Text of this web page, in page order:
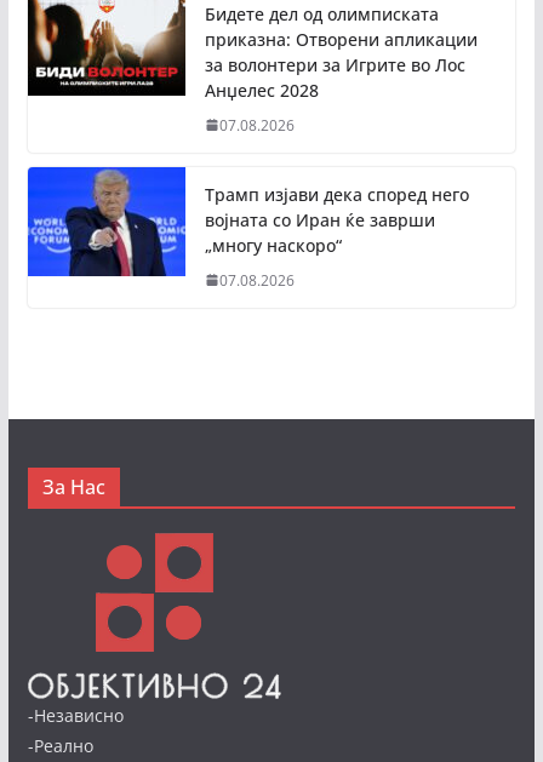
Бидете дел од олимписката
приказна: Отворени апликации
за волонтери за Игрите во Лос
Анџелес 2028
07.08.2026
Трамп изјави дека според него
војната со Иран ќе заврши
„многу наскоро“
07.08.2026
За Нас
-Независно
-Реално